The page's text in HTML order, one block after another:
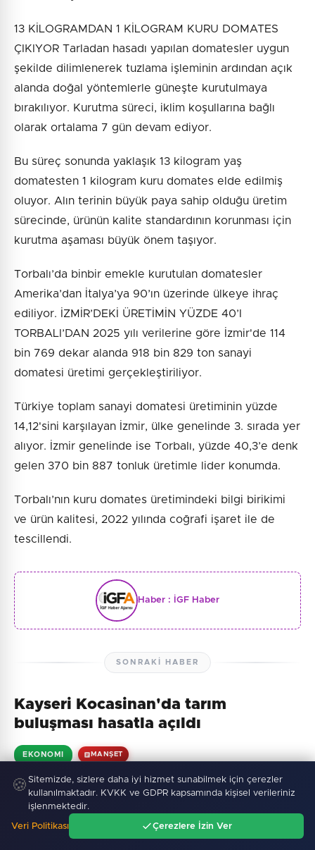
13 KİLOGRAMDAN 1 KİLOGRAM KURU DOMATES
ÇIKIYOR Tarladan hasadı yapılan domatesler uygun
şekilde dilimlenerek tuzlama işleminin ardından açık
alanda doğal yöntemlerle güneşte kurutulmaya
bırakılıyor. Kurutma süreci, iklim koşullarına bağlı
olarak ortalama 7 gün devam ediyor.
Bu süreç sonunda yaklaşık 13 kilogram yaş
domatesten 1 kilogram kuru domates elde edilmiş
oluyor. Alın terinin büyük paya sahip olduğu üretim
sürecinde, ürünün kalite standardının korunması için
kurutma aşaması büyük önem taşıyor.
Torbalı’da binbir emekle kurutulan domatesler
Amerika’dan İtalya’ya 90’ın üzerinde ülkeye ihraç
ediliyor. İZMİR’DEKİ ÜRETİMİN YÜZDE 40’I
TORBALI’DAN 2025 yılı verilerine göre İzmir'de 114
bin 769 dekar alanda 918 bin 829 ton sanayi
domatesi üretimi gerçekleştiriliyor.
Türkiye toplam sanayi domatesi üretiminin yüzde
14,12'sini karşılayan İzmir, ülke genelinde 3. sırada yer
alıyor. İzmir genelinde ise Torbalı, yüzde 40,3’e denk
gelen 370 bin 887 tonluk üretimle lider konumda.
Torbalı’nın kuru domates üretimindeki bilgi birikimi
ve ürün kalitesi, 2022 yılında coğrafi işaret ile de
tescillendi.
Haber : İGF Haber
SONRAKI HABER
Kayseri Kocasinan'da tarım
buluşması hasatla açıldı
EKONOMI MANŞET
🍪 Sitemizde, sizlere daha iyi hizmet sunabilmek için çerezler
kullanılmaktadır. KVKK ve GDPR kapsamında kişisel verileriniz
işlenmektedir.
Veri Politikası Çerezlere İzin Ver
Gündem Ara Menü